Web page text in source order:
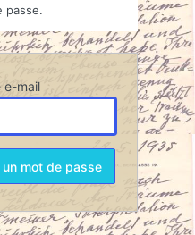
passe.
e-mail